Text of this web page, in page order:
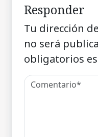
Responder
Tu dirección
no será
obligatorios